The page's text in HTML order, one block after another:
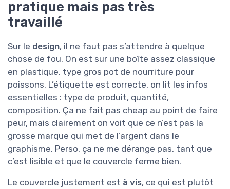
pratique mais pas très
travaillé
Sur le design, il ne faut pas s’attendre à quelque
chose de fou. On est sur une boîte assez classique
en plastique, type gros pot de nourriture pour
poissons. L’étiquette est correcte, on lit les infos
essentielles : type de produit, quantité,
composition. Ça ne fait pas cheap au point de faire
peur, mais clairement on voit que ce n’est pas la
grosse marque qui met de l’argent dans le
graphisme. Perso, ça ne me dérange pas, tant que
c’est lisible et que le couvercle ferme bien.
Le couvercle justement est à vis, ce qui est plutôt